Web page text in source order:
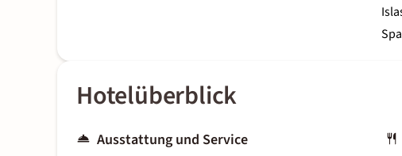
Hotelüberblick
Ausstattung und Service